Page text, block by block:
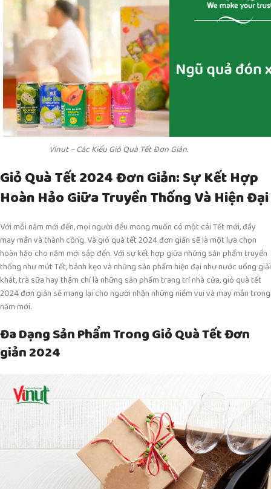
Vinut – Các Kiểu Giỏ Quà Tết Đơn Giản.
Giỏ Quà Tết 2024 Đơn Giản: Sự Kết Hợp
Hoàn Hảo Giữa Truyền Thống Và Hiện Đại
Với mỗi năm mới đến, mọi người đều mong muốn có một cái Tết mới, đầy
may mắn và thành công. Và giỏ quà tết 2024 đơn giản sẽ là một lựa chọn
hoàn hảo cho năm mới sắp đến. Với sự kết hợp giữa những sản phẩm truyền
thống như mứt Tết, bánh kẹo và những sản phẩm hiện đại như nước uống giải
khát, trà sữa hay thậm chí là những sản phẩm trang trí nhà cửa, giỏ quà tết
2024 đơn giản sẽ mang lại cho người nhận những niềm vui và may mắn trong
năm mới.
Đa Dạng Sản Phẩm Trong Giỏ Quà Tết Đơn
giản 2024